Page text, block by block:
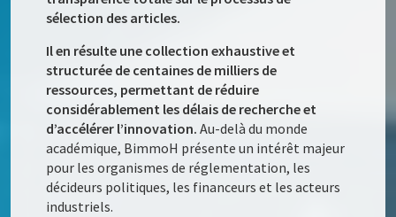
sélection des articles.
Il en résulte une collection exhaustive et
structurée de centaines de milliers de
ressources, permettant de réduire
considérablement les délais de recherche et
d’accélérer l’innovation.Au-delà du monde
académique, BimmoH présente un intérêt majeur
pour les organismes de réglementation, les
décideurs politiques, les financeurs et les acteurs
industriels.